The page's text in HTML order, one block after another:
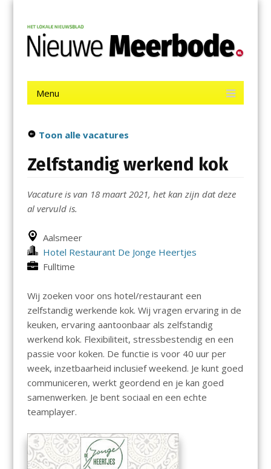
contentNieuwe Meerbode
Menu
Toon alle vacatures
Zelfstandig werkend kok
Vacature is van 18 maart 2021, het kan zijn dat deze
al vervuld is.
Aalsmeer
Hotel Restaurant De Jonge Heertjes
Fulltime
Wij zoeken voor ons hotel/restaurant een
zelfstandig werkende kok. Wij vragen ervaring in de
keuken, ervaring aantoonbaar als zelfstandig
werkend kok. Flexibiliteit, stressbestendig en een
passie voor koken. De functie is voor 40 uur per
week, inzetbaarheid inclusief weekend. Je kunt goed
communiceren, werkt geordend en je kan goed
samenwerken. Je bent sociaal en een echte
teamplayer.